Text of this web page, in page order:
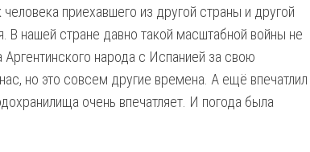
приехавшего из другой страны и другой
В нашей стране давно такой масштабной войны не
народа с Испанией за свою
но это совсем другие времена. А ещё впечатлил
очень впечатляет. И погода была